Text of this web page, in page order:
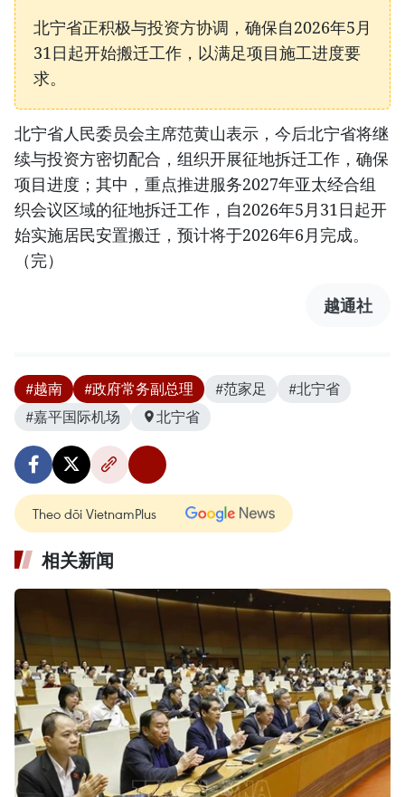
北宁省正积极与投资方协调，确保自2026年5月
31日起开始搬迁工作，以满足项目施工进度要
求。
北宁省人民委员会主席范黄山表示，今后北宁省将继
续与投资方密切配合，组织开展征地拆迁工作，确保
项目进度；其中，重点推进服务2027年亚太经合组
织会议区域的征地拆迁工作，自2026年5月31日起开
始实施居民安置搬迁，预计将于2026年6月完成。
（完）
越通社
#越南 #政府常务副总理 #范家足
#北宁省
#嘉平国际机场
北宁省
Theo dõi VietnamPlus
相关新闻